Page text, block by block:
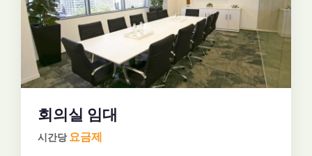
회의실 임대
시간당요금제